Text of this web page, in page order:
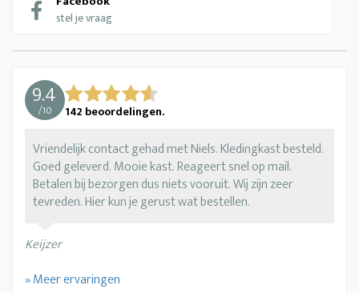
stel je vraag
9.4
/10 142 beoordelingen.
Vriendelijk contact gehad met Niels. Kledingkast besteld.
Goed geleverd. Mooie kast. Reageert snel op mail.
Betalen bij bezorgen dus niets vooruit. Wij zijn zeer
tevreden. Hier kun je gerust wat bestellen.
Keijzer
» Meer ervaringen